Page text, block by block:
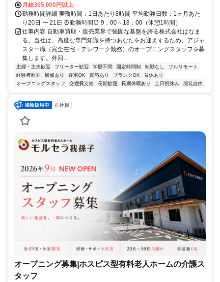
月給355,000円以上
勤務時間詳細 実働時間：1日あたり8時間 平均勤務日数：1ヶ月あた
り20日 〜 21日 ⏰勤務時間⏰ 9：00～18：00（休憩1時間）
仕事内容 自動車買取・販売業界で強固な基盤を誇る株式会社はなま
る。当社は、高度な専門知識を持つあなたをお迎えするため、アジャ
スター職（完全在宅・テレワーク勤務）のオープニングスタッフを募
集します。外回...
主婦・主夫歓迎 フリーター歓迎 学歴不問 固定時間制 転勤なし
フルリモート
経験者歓迎
研修あり 在宅OK 賞与あり ブランクOK
育休あり
オープニングスタッフ
交通費支給 長期歓迎 長期休暇あり 土日祝休み 服装自由
正社員
オープニング募集|ホスピス型有料老人ホームの介護ス
タッフ